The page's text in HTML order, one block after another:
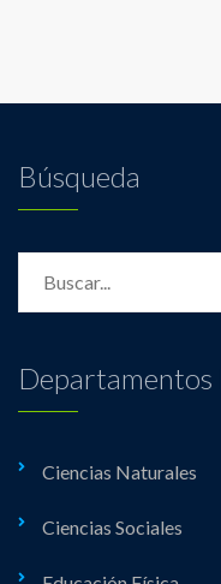
Búsqueda
Departamentos
Ciencias Naturales
Ciencias Sociales